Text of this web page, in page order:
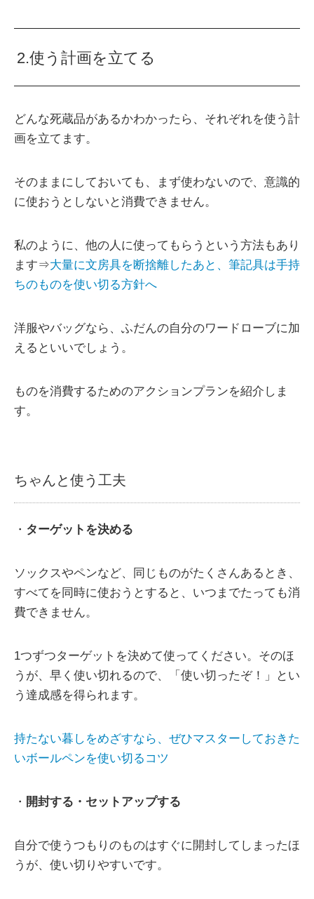
2.使う計画を立てる
どんな死蔵品があるかわかったら、それぞれを使う計
画を立てます。
そのままにしておいても、まず使わないので、意識的
に使おうとしないと消費できません。
私のように、他の人に使ってもらうという方法もあり
ます⇒大量に文房具を断捨離したあと、筆記具は手持
ちのものを使い切る方針へ
洋服やバッグなら、ふだんの自分のワードローブに加
えるといいでしょう。
ものを消費するためのアクションプランを紹介しま
す。
ちゃんと使う工夫
・ ターゲットを決める
ソックスやペンなど、同じものがたくさんあるとき、
すべてを同時に使おうとすると、いつまでたっても消
費できません。
1つずつターゲットを決めて使ってください。そのほ
うが、早く使い切れるので、「使い切ったぞ！」とい
う達成感を得られます。
持たない暮しをめざすなら、ぜひマスターしておきた
いボールペンを使い切るコツ
・ 開封する・セットアップする
自分で使うつもりのものはすぐに開封してしまったほ
うが、使い切りやすいです。